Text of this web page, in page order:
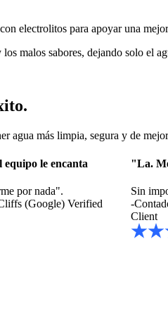
electrolitos para apoyar una
malos sabores, dejando solo el
agua más limpia, segura y de
equipo le encanta
por nada".
(Google) Verified
"La.
Sin
-
Client